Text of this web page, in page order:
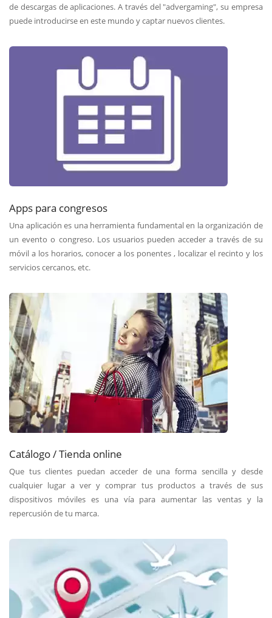
de descargas de aplicaciones. A través del "advergaming", su empresa
puede introducirse en este mundo y captar nuevos clientes.
Apps para congresos
Una aplicación es una herramienta fundamental en la organización de
un evento o congreso. Los usuarios pueden acceder a través de su
móvil a los horarios, conocer a los ponentes , localizar el recinto y los
servicios cercanos, etc.
Catálogo / Tienda online
Que tus clientes puedan acceder de una forma sencilla y desde
cualquier lugar a ver y comprar tus productos a través de sus
dispositivos móviles es una vía para aumentar las ventas y la
repercusión de tu marca.